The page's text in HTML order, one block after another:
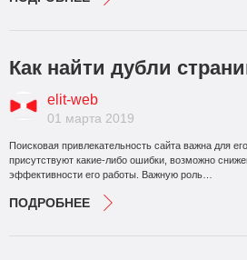
Как найти дубли
elit-web
01 марта 2019
Поисковая привлекательность сайта важна для
присутствуют какие-либо ошибки, возможно
эффективности его работы. Важную роль…
ПОДРОБНЕЕ